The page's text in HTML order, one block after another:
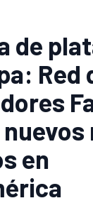
de
Red
en